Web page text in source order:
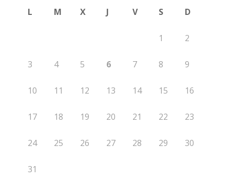
L M X J V S D
1 2
3 4 5 6 7 8 9
10 11 12 13 14 15 16
17 18 19 20 21 22 23
24 25 26 27 28 29 30
31